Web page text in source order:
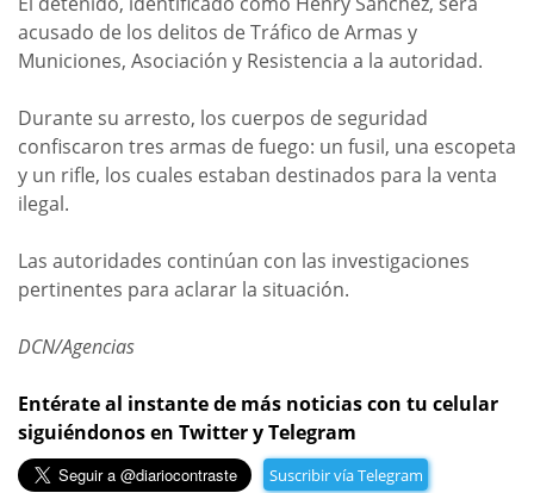
acusado de los delitos de Tráfico de Armas y
Municiones, Asociación y Resistencia a la autoridad.
Durante su arresto, los cuerpos de seguridad
confiscaron tres armas de fuego: un fusil, una escopeta
y un rifle, los cuales estaban destinados para la venta
ilegal.
Las autoridades continúan con las investigaciones
pertinentes para aclarar la situación.
DCN/Agencias
Entérate al instante de más noticias con tu celular
siguiéndonos en Twitter y Telegram
Suscribir vía Telegram